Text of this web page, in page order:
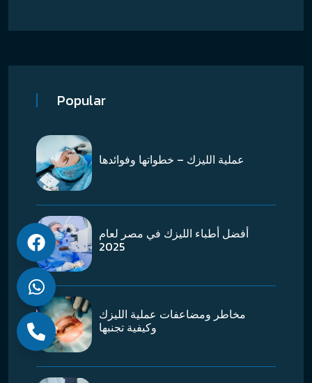
Popular
عملية الليزك – خطواتها وفوائدها
أفضل أطباء الليزك في مصر لعام
2025
مخاطر ومضاعفات عملية الليزك
وكيفية تجنبها